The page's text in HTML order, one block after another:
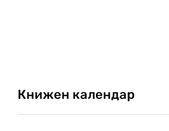
Книжен календар